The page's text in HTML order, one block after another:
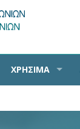
ΧΡΗΣΙΜΑ